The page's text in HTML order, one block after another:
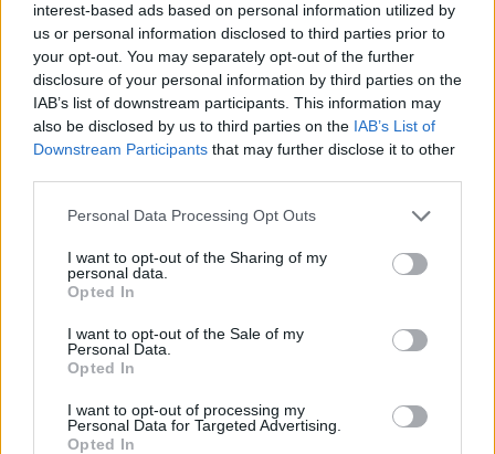
interest-based ads based on personal information utilized by
us or personal information disclosed to third parties prior to
your opt-out. You may separately opt-out of the further
disclosure of your personal information by third parties on the
IAB’s list of downstream participants. This information may
also be disclosed by us to third parties on the IAB’s List of
Downstream Participants that may further disclose it to other
Personal Data Processing Opt Outs
I want to opt-out of the Sharing of my
personal data.
Opted In
I want to opt-out of the Sale of my
Personal Data.
Opted In
I want to opt-out of processing my
Personal Data for Targeted Advertising.
Opted In
Małgosi na Annę w liceum. Od tamtej pory
posługuje się nim na co dzień.
Zobacz także
W "Prawdziwym bólu" zagrała gwiazda
poznania
Hollywood. Jej mężem jest
amerykański gwiazdor